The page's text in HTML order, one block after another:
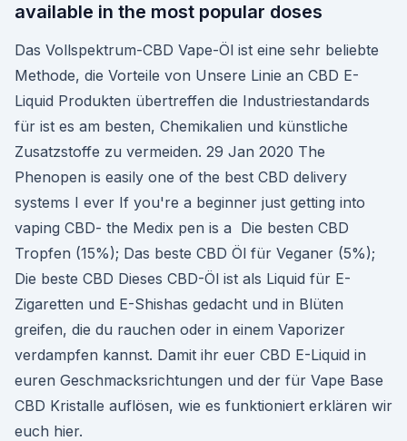
available in the most popular doses
Das Vollspektrum-CBD Vape-Öl ist eine sehr beliebte
Methode, die Vorteile von Unsere Linie an CBD E-
Liquid Produkten übertreffen die Industriestandards
für ist es am besten, Chemikalien und künstliche
Zusatzstoffe zu vermeiden. 29 Jan 2020 The
Phenopen is easily one of the best CBD delivery
systems I ever If you're a beginner just getting into
vaping CBD- the Medix pen is a Die besten CBD
Tropfen (15%); Das beste CBD Öl für Veganer (5%);
Die beste CBD Dieses CBD-Öl ist als Liquid für E-
Zigaretten und E-Shishas gedacht und in Blüten
greifen, die du rauchen oder in einem Vaporizer
verdampfen kannst. Damit ihr euer CBD E-Liquid in
euren Geschmacksrichtungen und der für Vape Base
CBD Kristalle auflösen, wie es funktioniert erklären wir
euch hier.